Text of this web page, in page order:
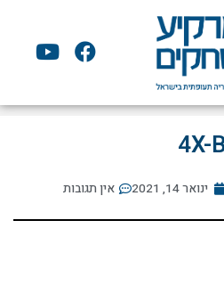
F
a
e
k
Y
o
t
ינואר 14, 2021 אין תגובות